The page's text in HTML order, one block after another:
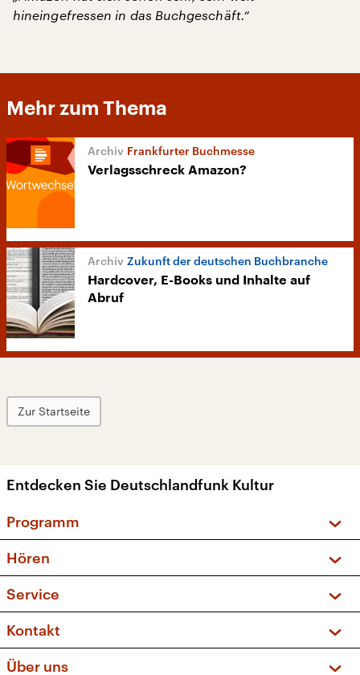
hineingefressen in das Buchgeschäft.“
Mehr zum Thema
Frankfurter Buchmesse
Verlagsschreck Amazon?
Zukunft der deutschen Buchbranche
Hardcover, E-Books und Inhalte auf
Abruf
Zur Startseite
Entdecken Sie Deutschlandfunk Kultur
Programm
Sendungen und Podcasts
Musikliste
Kakadu – Das Kinderprogramm
Hören
Frequenzen (UKW + DAB+)
Service
FAQ
Apps
Kontakt
Über uns